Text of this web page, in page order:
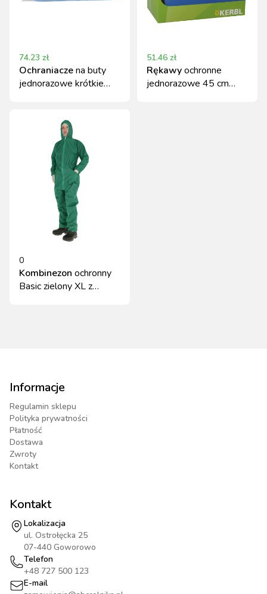
74.23 zł
Ochraniaczena buty
jednorazowe krótkie
51.46 zł
Rękawyochronne
jednorazowe 45 cm
0
Kombinezon ochronny
Basic zielony XL z
Informacje
Regulamin sklepu
Polityka prywatności
Płatność
Dostawa
Zwroty
Kontakt
Kontakt
Lokalizacja
ul. Ostrołęcka 25
07-440 Goworowo
Telefon
+48 727 500 123
E-mail